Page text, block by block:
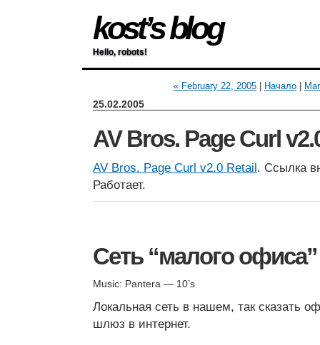
kost’s blog
Hello, robots!
« February 22, 2005 Начало
25.02.2005
AV Bros. Page Curl
AV Bros. Page Curl v2.0 Retail. Ссылка
Работает.
Сеть “малого офиса”
Music: Pantera — 10’s
Локальная сеть в нашем, так сказать
шлюз в интернет.